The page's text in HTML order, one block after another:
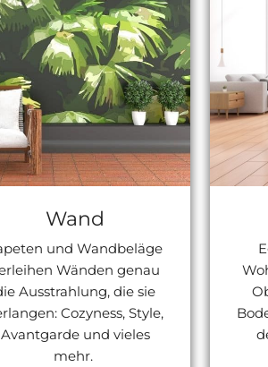
Wand
und Wandbeläge
Wänden genau
Ausstrahlung, die sie
Cozyness, Style,
Avantgarde und vieles
mehr.